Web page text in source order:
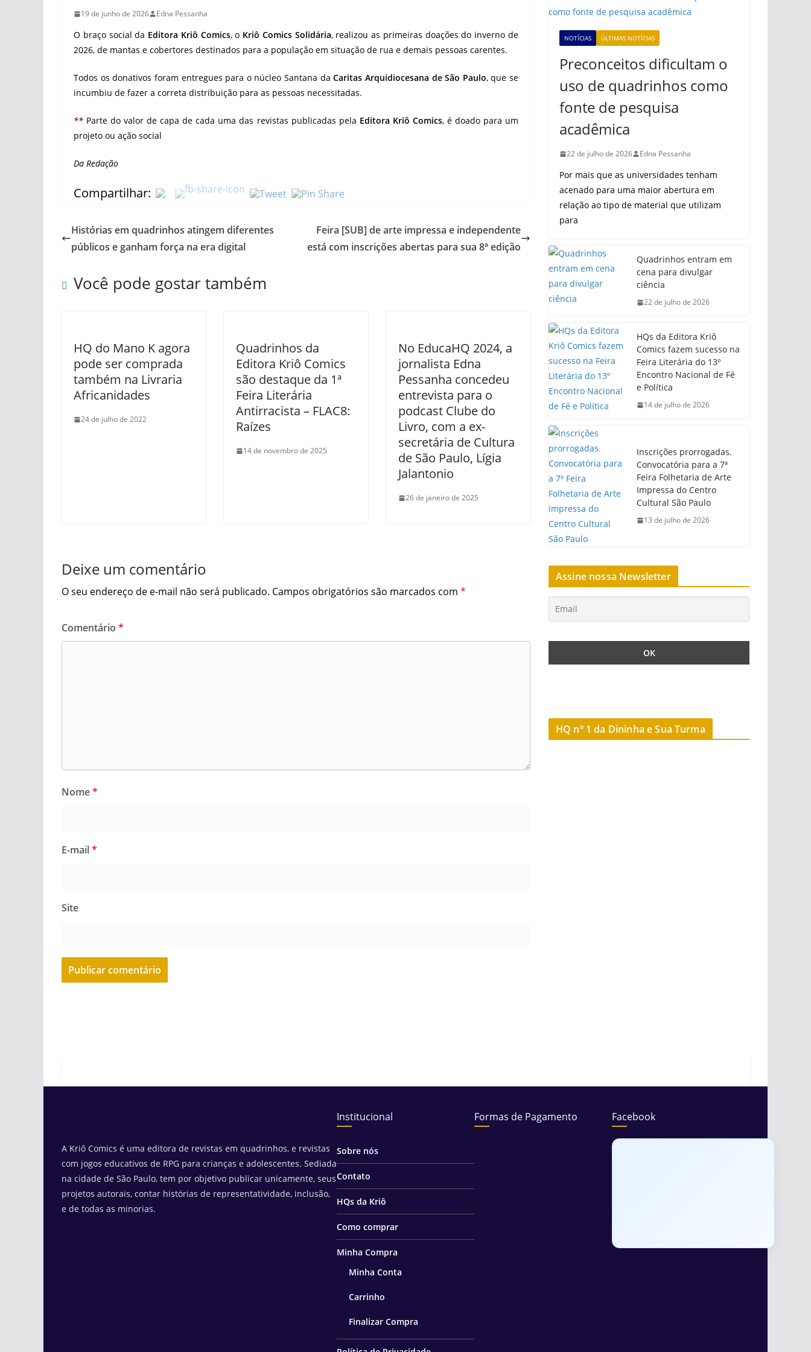
19 de junho de 2026 Edna Pessanha
O braço social da Editora Kriô Comics, o Kriô Comics Solidária, realizou as primeiras doações do inverno de
2026, de mantas e cobertores destinados para a população em situação de rua e demais pessoas carentes.
Todos os donativos foram entregues para o núcleo Santana daCaritas Arquidiocesana de São Paulo, que se
incumbiu de fazer a correta distribuição para as pessoas necessitadas.
** Parte do valor de capa de cada uma das revistas publicadas pela Editora Kriô Comics, é doado para um
projeto ou ação social
Da Redação
Compartilhar:
Histórias em quadrinhos atingem diferentes
públicos e ganham força na era digital
Feira [SUB] de arte impressa e independente
está com inscrições abertas para sua 8ª edição
Você pode gostar também
HQ do Mano K agora
pode ser comprada
também na Livraria
Africanidades
24 de julho de 2022
Quadrinhos da
Editora Kriô Comics
são destaque da 1ª
Feira Literária
Antirracista – FLAC8:
Raízes
14 de novembro de 2025
No EducaHQ 2024, a
jornalista Edna
Pessanha concedeu
entrevista para o
podcast Clube do
Livro, com a ex-
secretária de Cultura
de São Paulo, Lígia
Jalantonio
26 de janeiro de 2025
Deixe um comentário
O seu endereço de e-mail não será publicado. Campos obrigatórios são marcados com *
Comentário *
Nome*
E-mail*
Site
NOTÍCIAS ÚLTIMAS NOTÍCIAS
Preconceitos dificultam o
uso de quadrinhos como
fonte de pesquisa
acadêmica
22 de julho de 2026 Edna Pessanha
Por mais que as universidades tenham
acenado para uma maior abertura em
relação ao tipo de material que utilizam
para
Quadrinhos entram em
cena para divulgar
ciência
22 de julho de 2026
HQs da Editora Kriô
Comics fazem sucesso na
Feira Literária do 13º
Encontro Nacional de Fé
e Política
14 de julho de 2026
Inscrições prorrogadas.
Convocatória para a 7ª
Feira Folhetaria de Arte
Impressa do Centro
Cultural São Paulo
13 de julho de 2026
Assine nossa Newsletter
HQ nº 1 da Dininha e Sua Turma
A Kriô Comics é uma editora de revistas em quadrinhos, e revistas
com jogos educativos de RPG para crianças e adolescentes. Sediada
na cidade de São Paulo, tem por objetivo publicar unicamente, seus
projetos autorais, contar histórias de representatividade, inclusão,
e de todas as minorias.
Institucional
Sobre nós
Contato
HQs da Kriô
Como comprar
Minha Compra
Minha Conta
Carrinho
Finalizar Compra
Formas de Pagamento Facebook